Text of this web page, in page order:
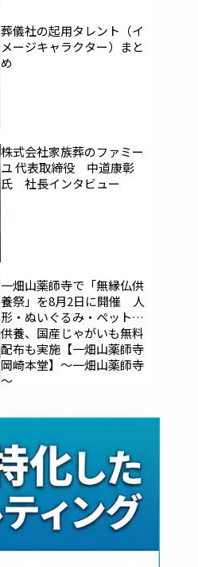
葬儀社の起用タレント（イ
メージキャラクター）まと
め
株式会社家族葬のファミー
ユ 代表取締役 中道康彰
氏 社長インタビュー
一畑山薬師寺で「無縁仏供
養祭」を8月2日に開催 人
形・ぬいぐるみ・ペットの
供養、国産じゃがいも無料
配布も実施【一畑山薬師寺
岡崎本堂】～一畑山薬師寺
～